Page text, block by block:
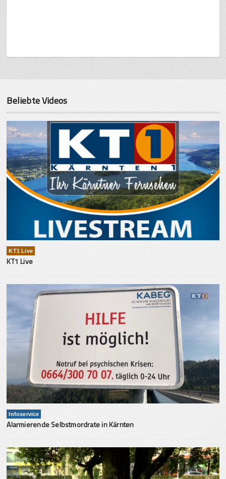
Beliebte Videos
KT1 Live
KT1 Live
Infoservice
Alarmierende Selbstmordrate in Kärnten